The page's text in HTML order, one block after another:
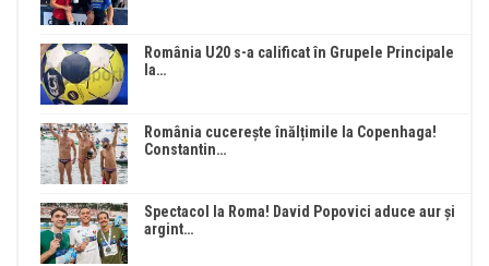
România U20 s-a calificat în Grupele Principale
la…
România cucerește înălțimile la Copenhaga!
Constantin…
Spectacol la Roma! David Popovici aduce aur și
argint…